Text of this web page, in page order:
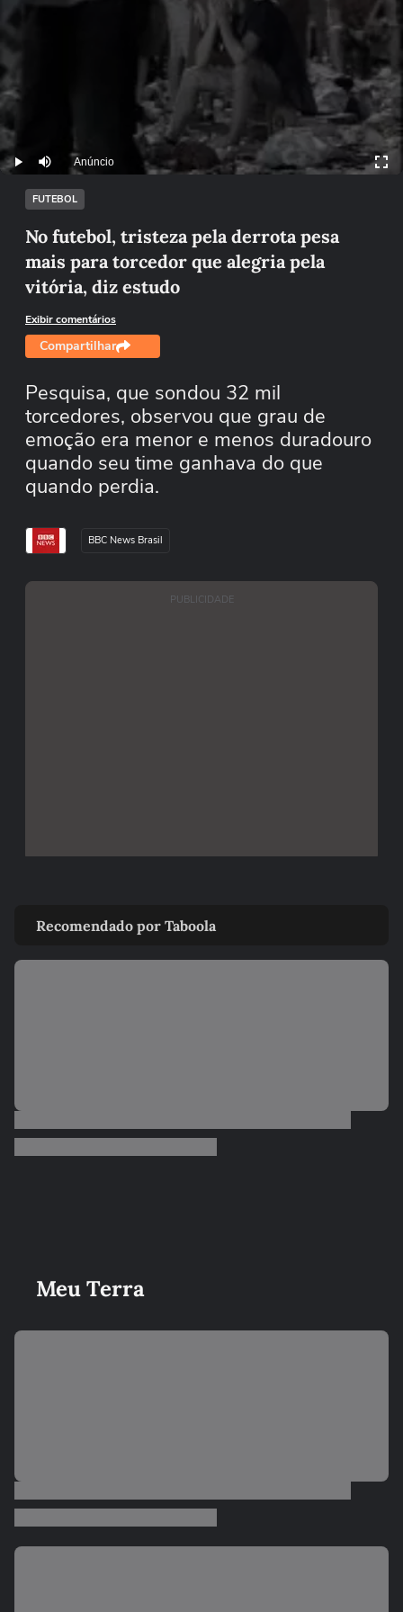
Play Mutar Anúncio
FUTEBOL
No futebol, tristeza pela derrota pesa
mais para torcedor que alegria pela
vitória, diz estudo
Exibir comentários
Compartilhar
Pesquisa, que sondou 32 mil
torcedores, observou que grau de
emoção era menor e menos duradouro
quando seu time ganhava do que
quando perdia.
BBC News Brasil
PUBLICIDADE
Recomendado por Taboola
Meu Terra